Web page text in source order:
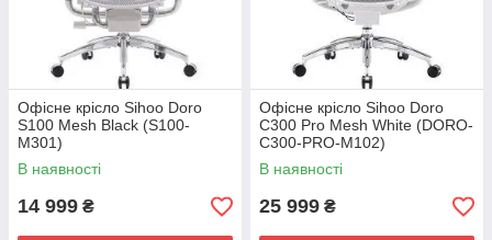
Офісне крісло Sihoo Doro
S100 Mesh Black (S100-
M301)
В наявності
14 999 ₴
Офісне крісло Sihoo Doro
C300 Pro Mesh White (DORO-
C300-PRO-M102)
В наявності
25 999 ₴